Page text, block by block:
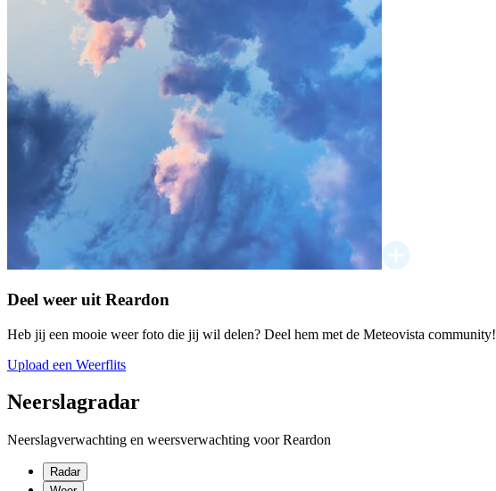
Deel weer uit Reardon
Heb jij een mooie weer foto die jij wil delen? Deel hem met de Meteovista community!
Upload een Weerflits
Neerslagradar
Neerslagverwachting en weersverwachting voor Reardon
Radar